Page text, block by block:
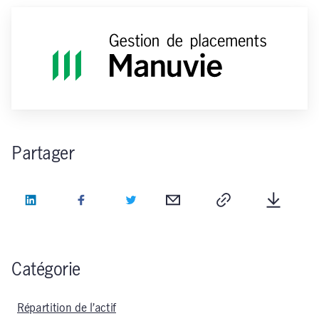
Partager
LinkedIn Facebook Twitter Courriel
Catégorie
Répartition de l’actif